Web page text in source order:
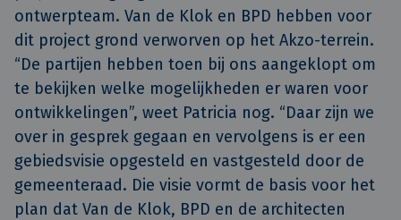
ontwerpteam. Van de Klok en BPD hebben voor
dit project grond verworven op het Akzo-terrein.
“De partijen hebben toen bij ons aangeklopt om
te bekijken welke mogelijkheden er waren voor
ontwikkelingen”, weet Patricia nog. “Daar zijn we
over in gesprek gegaan en vervolgens is er een
gebiedsvisie opgesteld en vastgesteld door de
gemeenteraad. Die visie vormt de basis voor het
plan dat Van de Klok, BPD en de architecten